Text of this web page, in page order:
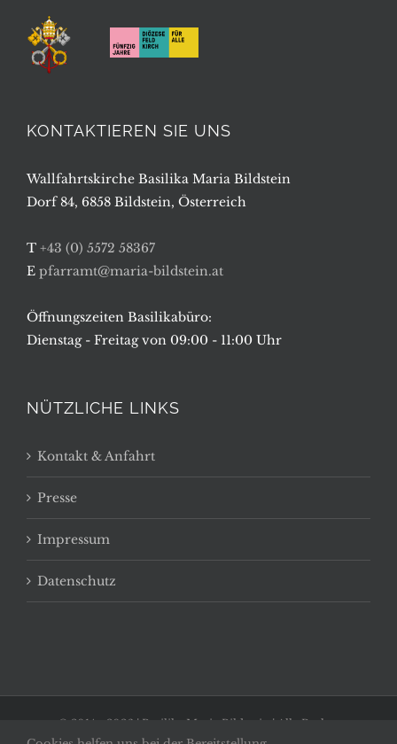
KONTAKTIEREN SIE UNS
Wallfahrtskirche Basilika Maria Bildstein
Dorf 84, 6858 Bildstein, Österreich
T +43 (0) 5572 58367
E pfarramt@maria-bildstein.at
Öffnungszeiten Basilikabüro:
Dienstag - Freitag von 09:00 - 11:00 Uhr
NÜTZLICHE LINKS
Kontakt & Anfahrt
Presse
Impressum
Datenschutz
© 2014 - 2026 | Basilika Maria Bildstein | Alle Rechte